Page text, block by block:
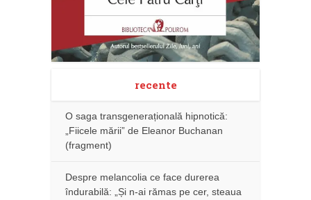
recente
O saga transgenerațională hipnotică:
„Fiicele mării” de Eleanor Buchanan
(fragment)
Despre melancolia ce face durerea
îndurabilă: „Și n-ai rămas pe cer, steaua